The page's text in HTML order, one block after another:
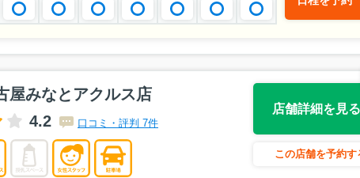
みなとアクルス店
4.2
口コミ・評判 7件
店舗詳細を見る
この店舗を予約す